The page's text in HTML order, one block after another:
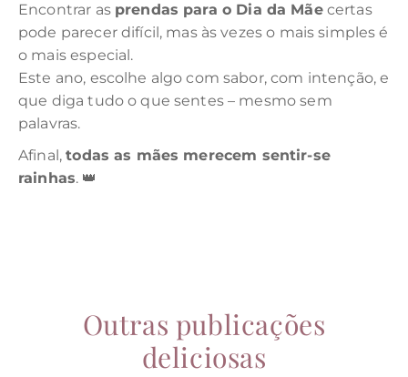
Encontrar as prendas para o Dia da Mãecertas
pode parecer difícil, mas às vezes o mais simples é
o mais especial.
Este ano, escolhe algo com sabor, com intenção, e
que diga tudo o que sentes – mesmo sem
palavras.
Afinal,todas as mães merecem sentir-se
rainhas. 👑
Outras publicações
deliciosas